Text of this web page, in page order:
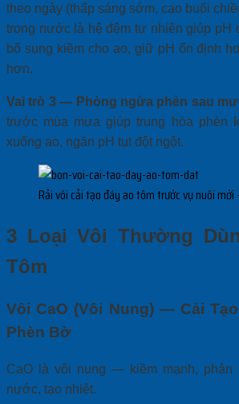
theo ngày (thấp sáng sớm, cao buổi
trong nước là hệ đệm tự nhiên giúp pH
bổ sung kiềm cho ao, giữ pH ổn định
hơn.
Vai trò 3 — Phòng ngừa phèn sau
trước mùa mưa giúp trung hòa phèn
xuống ao, ngăn pH tụt đột ngột.
Rải vôi cải tạo đáy ao tôm trước vụ nuôi mới
3 Loại Vôi Thường
Tôm
Vôi CaO (Vôi Nung) — Cải
Phèn Bờ
CaO là vôi nung — kiềm mạnh, phản
nước, tạo nhiệt.